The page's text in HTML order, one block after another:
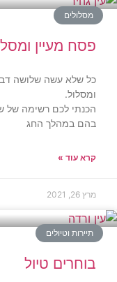
מסלולים
פסח מעיין
כל שלא עשה שלושה
ומסלול.
הכנתי לכם רשימה של
בהם במהלך החג
קרא עוד »
מרץ 26, 2021
תיירות וטיולים
בוחרים טיול